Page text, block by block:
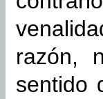
razón,
sentido